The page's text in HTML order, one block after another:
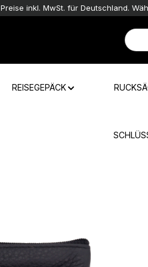
Preise inkl. MwSt. für Deutschland.
REISEGEPÄCK